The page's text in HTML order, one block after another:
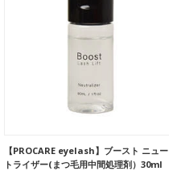
【PROCARE eyelash】ブースト ニュー
トライザー(まつ毛用中間処理剤）30ml